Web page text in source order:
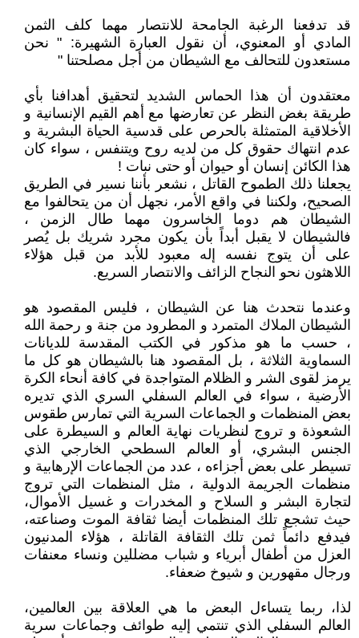
قد تدفعنا الرغبة الجامحة للانتصار مهما كلف الثمن
المادي أو المعنوي، أن نقول العبارة الشهيرة: " نحن
مستعدون للتحالف مع الشيطان من أجل مصلحتنا "
معتقدون أن هذا الحماس الشديد لتحقيق أهدافنا بأي
طريقة بغض النظر عن تعارضها مع أهم القيم الإنسانية و
الأخلاقية المتمثلة بالحرص على قدسية الحياة البشرية و
عدم انتهاك حقوق كل من لديه روح ويتنفس ، سواء كان
هذا الكائن إنسان أو حيوان أو حتى نبات !
يجعلنا ذلك الطموح القاتل ، نشعر بأننا نسير في الطريق
الصحيح، ولكننا في واقع الأمر، نجهل أن من يتحالفوا مع
الشيطان هم دوما الخاسرون مهما طال الزمن ،
فالشيطان لا يقبل أبداً بأن يكون مجرد شريك بل يُصر
على أن يتوج نفسه إله معبود للأبد من قبل هؤلاء
اللاهثون نحو النجاح الزائف والانتصار السريع.
وعندما نتحدث هنا عن الشيطان ، فليس المقصود هو
الشيطان الملاك المتمرد و المطرود من جنة و رحمة الله
، حسب ما هو مذكور في الكتب المقدسة للديانات
السماوية الثلاثة ، بل المقصود هنا بالشيطان هو كل ما
يرمز لقوى الشر و الظلام المتواجدة في كافة أنحاء الكرة
الأرضية ، سواء في العالم السفلي السري الذي تديره
بعض المنظمات و الجماعات السرية التي تمارس طقوس
الشعوذة و تروج لنظريات نهاية العالم و السيطرة على
الجنس البشري، أو العالم السطحي الخارجي الذي
تسيطر على بعض أجزاءه ، عدد من الجماعات الإرهابية و
منظمات الجريمة الدولية ، مثل المنظمات التي تروج
لتجارة البشر و السلاح و المخدرات و غسيل الأموال،
حيث تشجع تلك المنظمات أيضا ثقافة الموت وصناعته،
فيدفع دائماً ثمن تلك الثقافة القاتلة ، هؤلاء المدنيون
العزل من أطفال أبرياء و شباب مضللين ونساء معنفات
ورجال مقهورين و شيوخ ضعفاء.
لذا، ربما يتساءل البعض ما هي العلاقة بين العالمين،
العالم السفلي الذي تنتمي إليه طوائف وجماعات سرية